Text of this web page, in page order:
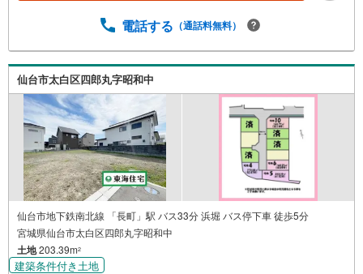
辺環境 *・野山小学校:徒歩28分・山田中学校:徒歩14分・セ
取店:車で5分 お問い合わせについて *・当日のご予約も承
っております！お気軽にお電話下さい！・来社はもちろ
ん、メールでのご相談、資料請求も大歓迎です ⇒お電話に
抵抗がある方も安心してお問い合わせください
電話する （通話料無料）
仙台市太白区四郎丸字昭和中
仙台市地下鉄南北線 「長町」駅 バス33分 浜堀 バス停下車 徒歩5分
宮城県仙台市太白区四郎丸字昭和中
土地203.39m2
建築条件付き土地